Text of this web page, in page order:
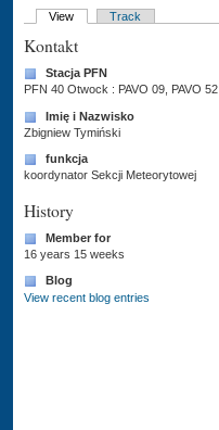
View Track
Kontakt
Stacja PFN
PFN 40 Otwock : PAVO 09, PAVO 52
Imię i Nazwisko
Zbigniew Tymiński
funkcja
koordynator Sekcji Meteorytowej
History
Member for
16 years 15 weeks
Blog
View recent blog entries